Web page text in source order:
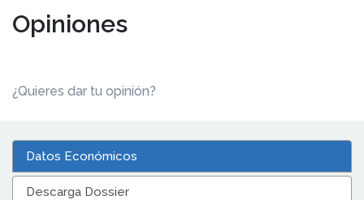
Opiniones
¿Quieres dar tu opinión?
Datos Económicos
Descarga Dossier